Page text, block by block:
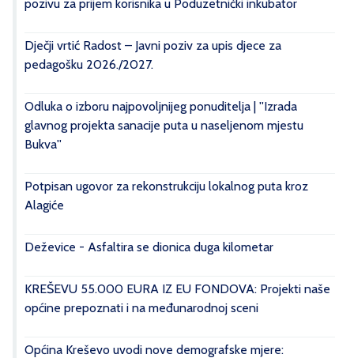
pozivu za prijem korisnika u Poduzetnički inkubator
Dječji vrtić Radost – Javni poziv za upis djece za
pedagošku 2026./2027.
Odluka o izboru najpovoljnijeg ponuditelja | ''Izrada
glavnog projekta sanacije puta u naseljenom mjestu
Bukva''
Potpisan ugovor za rekonstrukciju lokalnog puta kroz
Alagiće
Deževice - Asfaltira se dionica duga kilometar
KREŠEVU 55.000 EURA IZ EU FONDOVA: Projekti naše
općine prepoznati i na međunarodnoj sceni
Općina Kreševo uvodi nove demografske mjere: